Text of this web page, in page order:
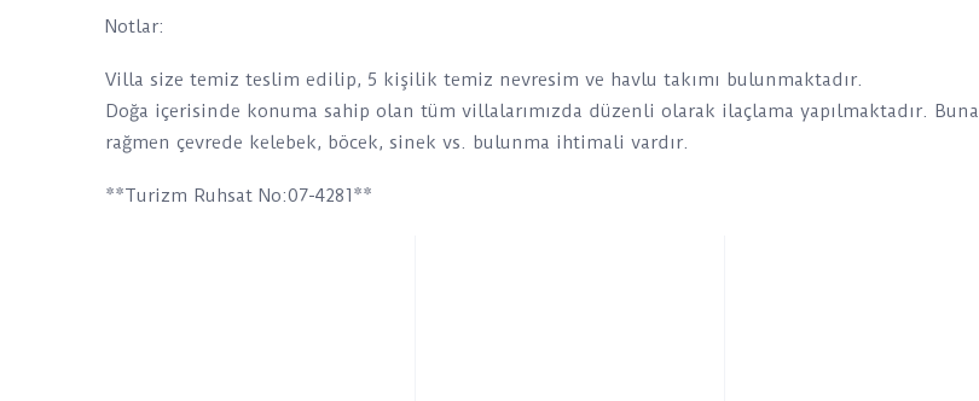
Notlar:
Villa size temiz teslim edilip, 5 kişilik temiz nevresim ve havlu takımı bulunmaktadır.
Doğa içerisinde konuma sahip olan tüm villalarımızda düzenli olarak ilaçlama yapılmaktadır. Buna
rağmen çevrede kelebek, böcek, sinek vs. bulunma ihtimali vardır.
**Turizm Ruhsat No:07-4281**